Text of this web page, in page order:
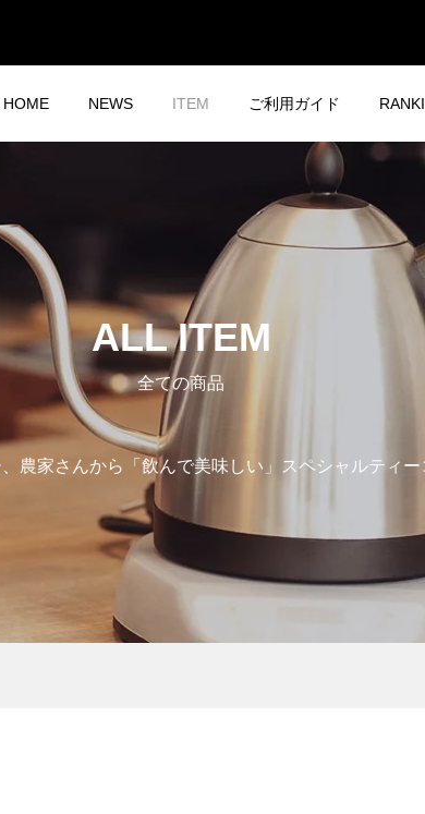
HOME NEWS ITEM ご利用ガイド
ALL ITEM
全ての商品
農家さんから「飲んで美味しい」スペシャルティ